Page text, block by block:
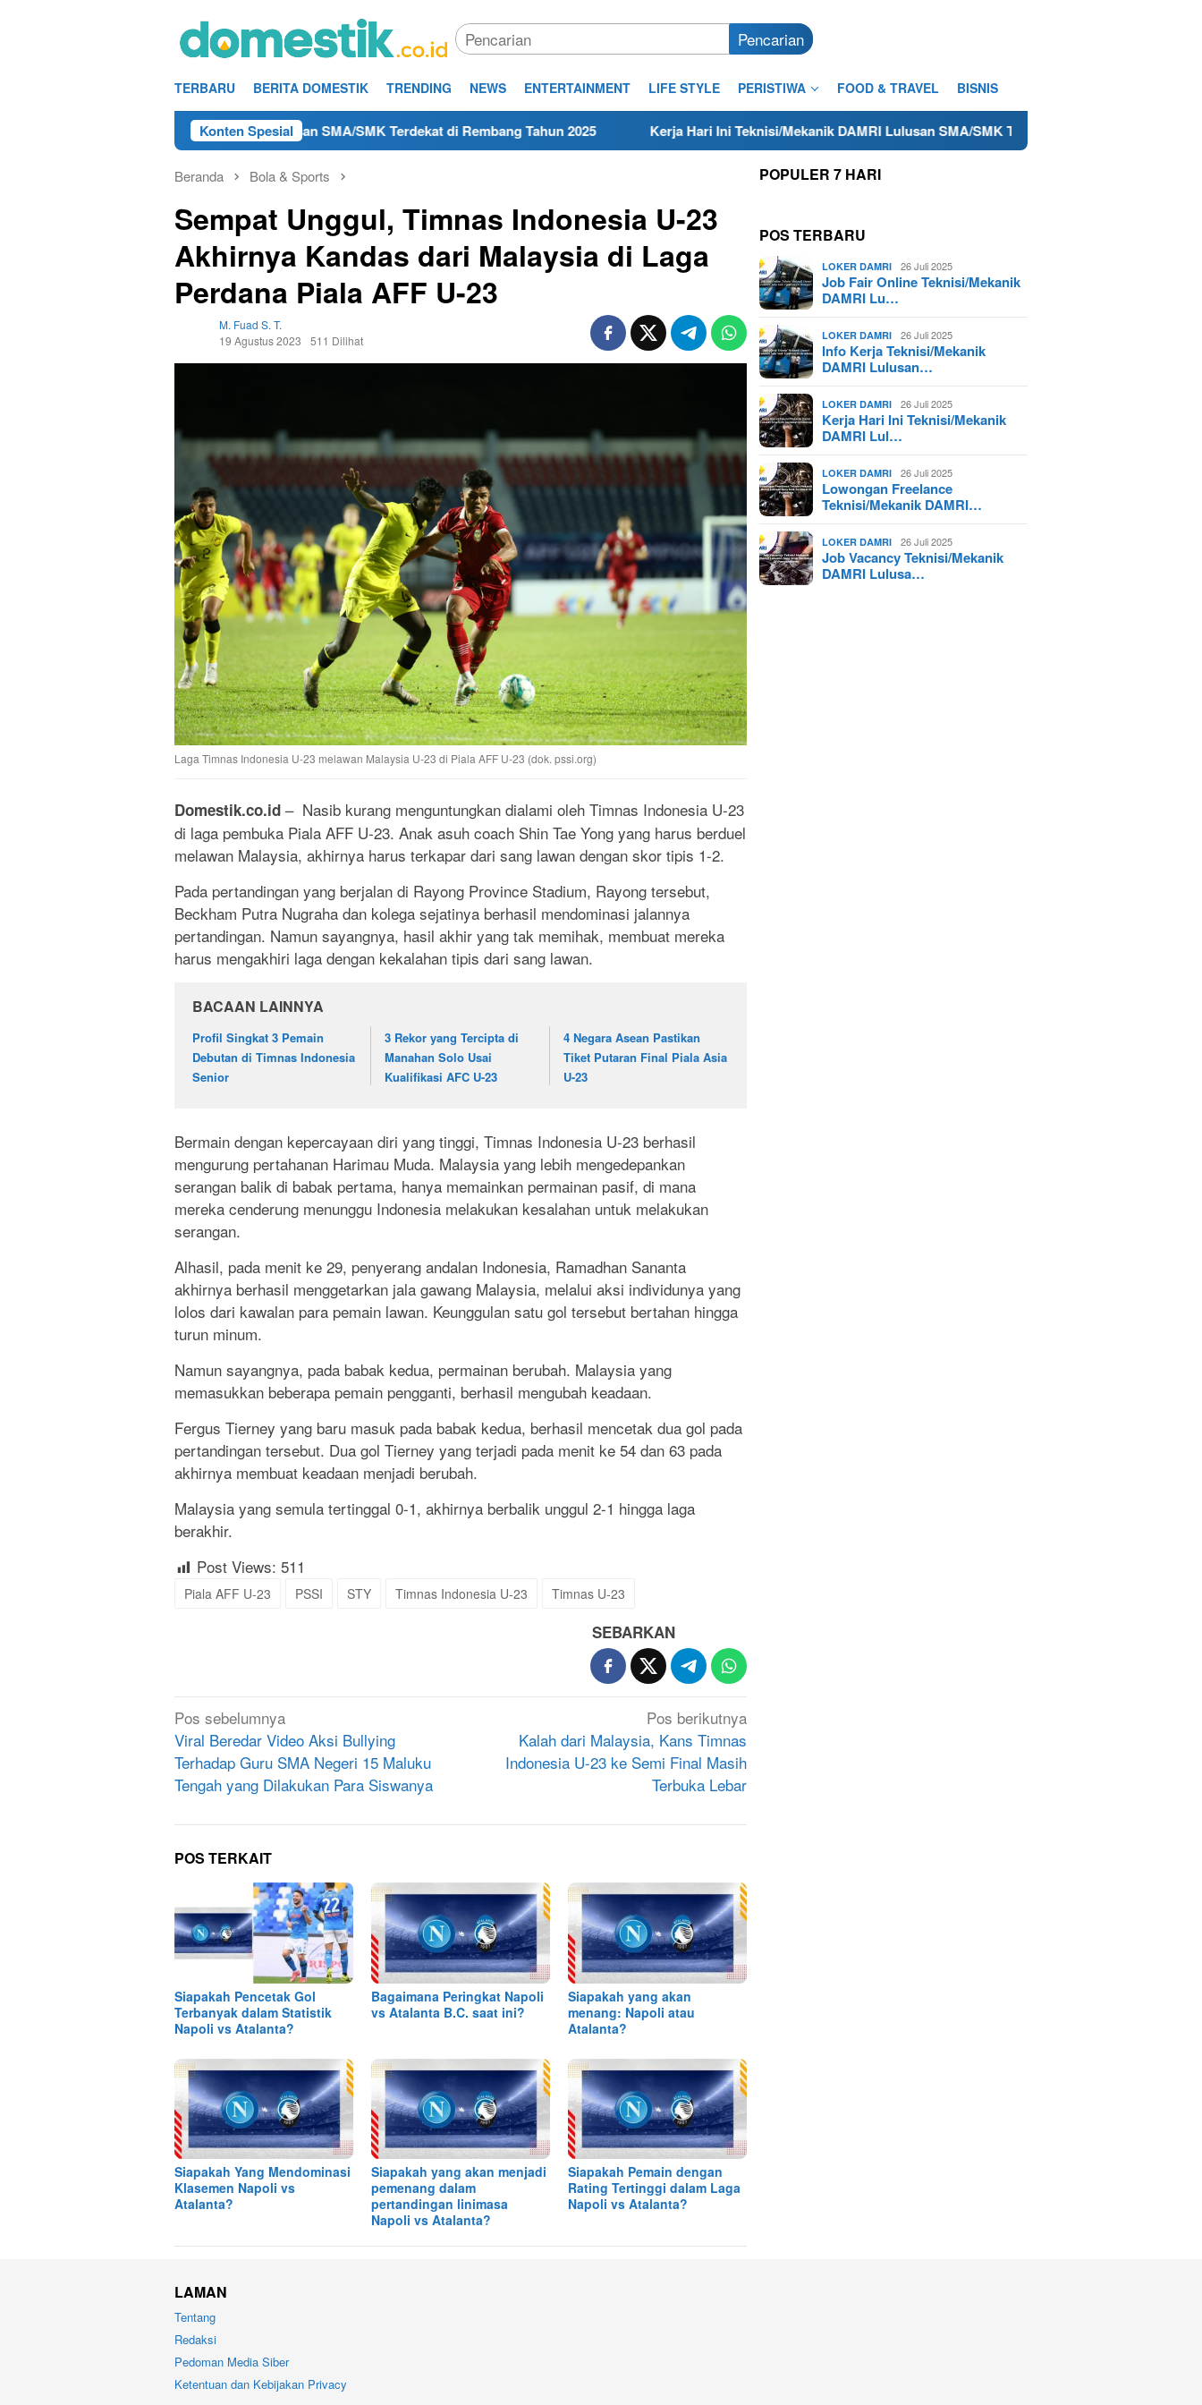
Pencarian
TERBARU BERITA DOMESTIK TRENDING NEWS ENTERTAINMENT LIFE STYLE PERISTIWA FOOD & TRAVEL BISNIS
Konten Spesial
Teknisi/Mekanik DAMRI Lulusan SMA/SMK Terdekat di Rembang Tahun 2025 Kerja Hari Ini Teknisi/Mekanik DAMRI Lulusan SMA/SMK Terdekat di Cilacap Tahun 2025
Beranda Bola & Sports
Sempat Unggul, Timnas Indonesia U-23
Akhirnya Kandas dari Malaysia di Laga
Perdana Piala AFF U-23
M. Fuad S. T.
19 Agustus 2023
511 Dilihat
Laga Timnas Indonesia U-23 melawan Malaysia U-23 di Piala AFF U-23 (dok. pssi.org)
Domestik.co.id – Nasib kurang menguntungkan dialami oleh Timnas Indonesia U-23
di laga pembuka Piala AFF U-23. Anak asuh coach Shin Tae Yong yang harus berduel
melawan Malaysia, akhirnya harus terkapar dari sang lawan dengan skor tipis 1-2.
Pada pertandingan yang berjalan di Rayong Province Stadium, Rayong tersebut,
Beckham Putra Nugraha dan kolega sejatinya berhasil mendominasi jalannya
pertandingan. Namun sayangnya, hasil akhir yang tak memihak, membuat mereka
harus mengakhiri laga dengan kekalahan tipis dari sang lawan.
BACAAN LAINNYA
Profil Singkat 3 Pemain
Debutan di Timnas Indonesia
Senior
3 Rekor yang Tercipta di
Manahan Solo Usai
Kualifikasi AFC U-23
4 Negara Asean Pastikan
Tiket Putaran Final Piala Asia
U-23
Bermain dengan kepercayaan diri yang tinggi, Timnas Indonesia U-23 berhasil
mengurung pertahanan Harimau Muda. Malaysia yang lebih mengedepankan
serangan balik di babak pertama, hanya memainkan permainan pasif, di mana
mereka cenderung menunggu Indonesia melakukan kesalahan untuk melakukan
serangan.
Alhasil, pada menit ke 29, penyerang andalan Indonesia, Ramadhan Sananta
akhirnya berhasil menggetarkan jala gawang Malaysia, melalui aksi individunya yang
lolos dari kawalan para pemain lawan. Keunggulan satu gol tersebut bertahan hingga
turun minum.
Namun sayangnya, pada babak kedua, permainan berubah. Malaysia yang
memasukkan beberapa pemain pengganti, berhasil mengubah keadaan.
Fergus Tierney yang baru masuk pada babak kedua, berhasil mencetak dua gol pada
pertandingan tersebut. Dua gol Tierney yang terjadi pada menit ke 54 dan 63 pada
akhirnya membuat keadaan menjadi berubah.
Malaysia yang semula tertinggal 0-1, akhirnya berbalik unggul 2-1 hingga laga
berakhir.
Post Views: 511
Piala AFF U-23 PSSI STY Timnas Indonesia U-23 Timnas U-23
SEBARKAN
Navigasi
pos
Pos sebelumnya
Viral Beredar Video Aksi Bullying
Terhadap Guru SMA Negeri 15 Maluku
Tengah yang Dilakukan Para Siswanya
Pos berikutnya
Kalah dari Malaysia, Kans Timnas
Indonesia U-23 ke Semi Final Masih
Terbuka Lebar
POS TERKAIT
Siapakah Pencetak Gol
Terbanyak dalam Statistik
Napoli vs Atalanta?
Bagaimana Peringkat Napoli
vs Atalanta B.C. saat ini?
Siapakah yang akan
menang: Napoli atau
Atalanta?
Siapakah Yang Mendominasi
Klasemen Napoli vs
Atalanta?
Siapakah yang akan menjadi
pemenang dalam
pertandingan linimasa
Napoli vs Atalanta?
Siapakah Pemain dengan
Rating Tertinggi dalam Laga
Napoli vs Atalanta?
POPULER 7 HARI
POS TERBARU
LOKER DAMRI 26 Juli 2025
Job Fair Online Teknisi/Mekanik
DAMRI Lu…
LOKER DAMRI 26 Juli 2025
Info Kerja Teknisi/Mekanik
DAMRI Lulusan…
LOKER DAMRI 26 Juli 2025
Kerja Hari Ini Teknisi/Mekanik
DAMRI Lul…
LOKER DAMRI 26 Juli 2025
Lowongan Freelance
Teknisi/Mekanik DAMRI…
LOKER DAMRI 26 Juli 2025
Job Vacancy Teknisi/Mekanik
DAMRI Lulusa…
LAMAN
Tentang
Redaksi
Pedoman Media Siber
Ketentuan dan Kebijakan Privacy